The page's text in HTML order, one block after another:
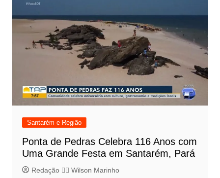
Santarém e Região
Ponta de Pedras Celebra 116 Anos com
Uma Grande Festa em Santarém, Pará
Redação 👨‍⚖️​ Wilson Marinho